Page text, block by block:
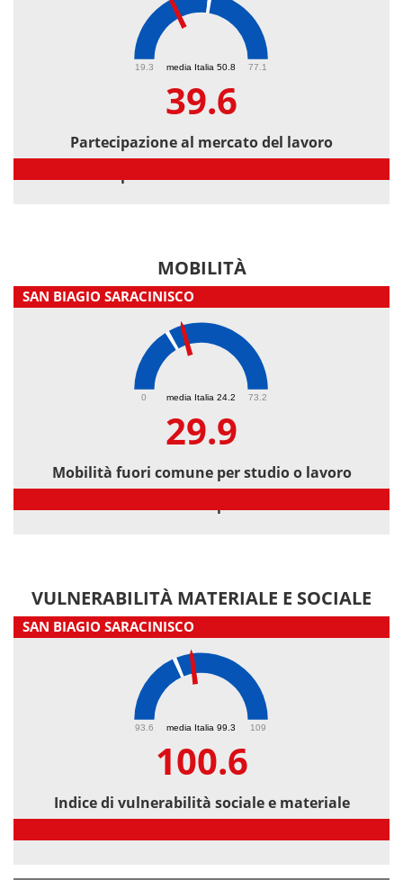
media Italia 50.8
19.3 77.1
39.6
Partecipazione al mercato del lavoro
MOBILITÀ
SAN BIAGIO SARACINISCO
media Italia 24.2
0 73.2
29.9
Mobilità fuori comune per studio o lavoro
VULNERABILITÀ MATERIALE E SOCIALE
SAN BIAGIO SARACINISCO
media Italia 99.3
93.6 109
100.6
Indice di vulnerabilità sociale e materiale